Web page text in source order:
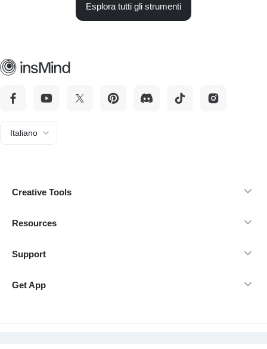
Esplora tutti gli strumenti
Italiano
Creative Tools
Resources
Support
Get App